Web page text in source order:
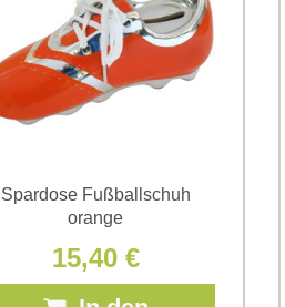
Spardose Fußballschuh
orange
15,40 €